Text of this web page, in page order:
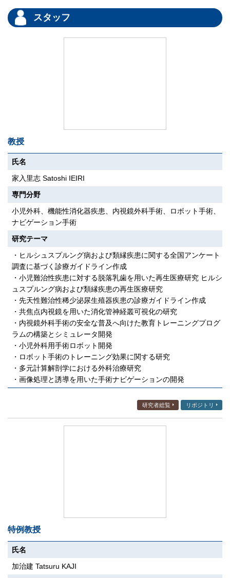
スタッフ
教授
氏名
家入里志 Satoshi IEIRI
専門分野
小児外科、機能性消化器疾患、内視鏡外科手術、ロボット手術、
ナビゲーション手術
研究テーマ
・ヒルシュスプルング病および類縁疾患に関する全国アンケート
調査に基づく診療ガイドライン作成
・小児難治性疾患に対する脱落乳歯を用いた再生医療研究 ヒルシ
ュスプルング病および類縁疾患の再生医療研究
・先天性難治性稀少泌尿生殖器疾患の診療ガイドライン作成
・共焦点内視鏡を用いた消化管神経叢可視化の研究
・内視鏡外科手術の安全な普及へ向けた教育トレーニングプログ
ラムの構築とシミュレータ開発
・小児外科用手術ロボット開発
・ロボット手術のトレーニング効果に関する研究
・多元計算解剖学における外科治療研究
・画像処理と誘導を用いた手術ナビゲーションの開発
研究者総覧 リポジトリ
特例教授
氏名
加治建 Tatsuru KAJI